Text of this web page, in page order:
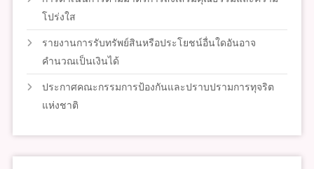
โปร่งใส
รายงานการรับทรัพย์สินหรือประโยชน์อื่นใดอันอาจ
คำนวณเป็นเงินได้
ประกาศคณะกรรมการป้องกันและปราบปรามการทุจริต
แห่งชาติ